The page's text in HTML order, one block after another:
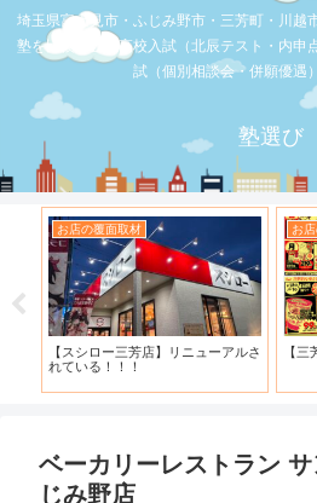
埼玉県富士見市・ふじみ野市・三芳町・川越
塾を比較。公立高校入試（北辰テスト・内申
試（個別相談会・併願優遇
塾選び
お店の覆面取材
【スシロー三芳店】リニューアルさ
れている！！！
お
【三
ベーカリーレストラン
じみ野店